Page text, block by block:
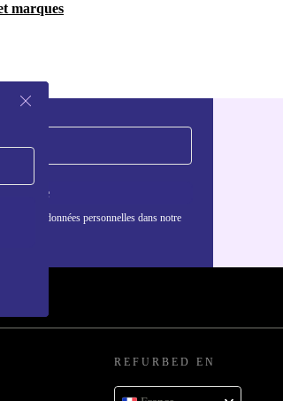
marques
S'inscrire
des données personnelles dans notre
REFURBED EN